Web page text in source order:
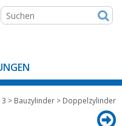
> Bauzylinder > Doppelzylinder